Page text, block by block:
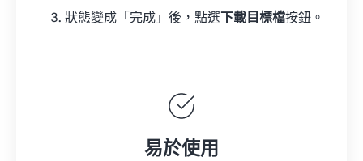
狀態變成「完成」後，點選 下載目標檔按鈕。
易於使用